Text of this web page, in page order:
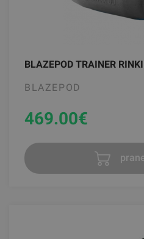
BLAZEPOD TRAINER
BLAZEPOD
469.00€